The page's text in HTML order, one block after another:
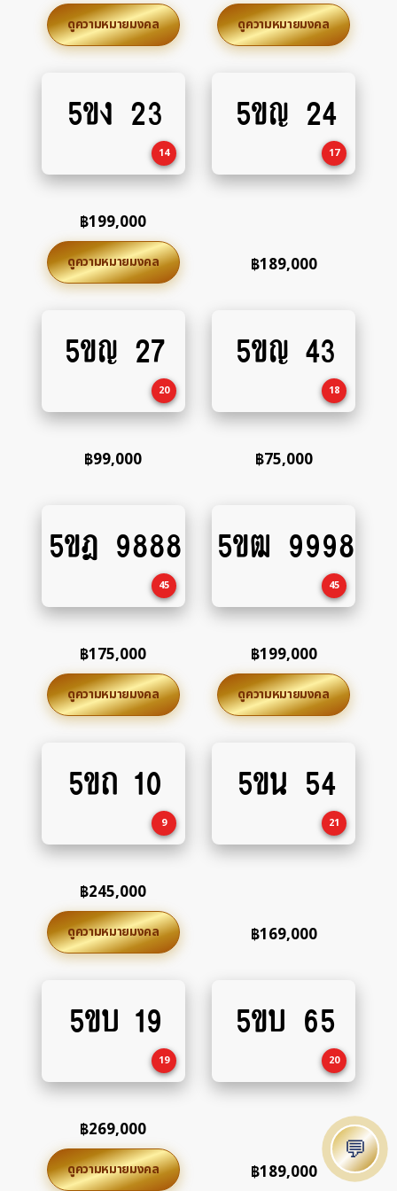
ดูความหมายมงคล ดูความหมายมงคล
to
5ขง 23
14
฿199,000
ดูความหมายมงคล
to
5ขญ 24
17
฿189,000
to
5ขญ 27
20
฿99,000
to
5ขญ 43
18
฿75,000
to
5ขฎ 9888
45
฿175,000
ดูความหมายมงคล
to
5ขฒ 9998
45
฿199,000
ดูความหมายมงคล
5ขถ 10
9
฿245,000
ดูความหมายมงคล
to
5ขน 54
21
฿169,000
5ขบ 19
19
฿269,000
ดูความหมายมงคล
to
5ขบ 65
20
฿189,000
💬